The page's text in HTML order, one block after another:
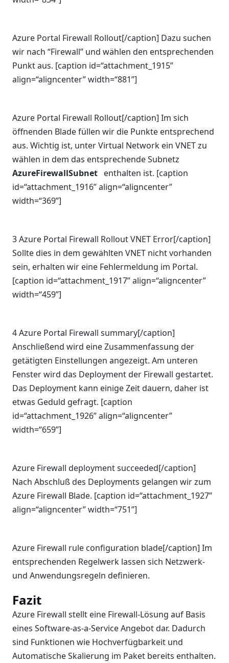
Azure Portal Firewall Rollout[/caption] Dazu suchen
wir nach “Firewall” und wählen den entsprechenden
Punkt aus. [caption id=“attachment_1915”
align=“aligncenter” width=“881”]
Azure Portal Firewall Rollout[/caption] Im sich
öffnenden Blade füllen wir die Punkte entsprechend
aus. Wichtig ist, unter Virtual Network ein VNET zu
wählen in dem das entsprechende Subnetz
AzureFirewallSubnet enthalten ist. [caption
id=“attachment_1916” align=“aligncenter”
width=“369”]
3 Azure Portal Firewall Rollout VNET Error[/caption]
Sollte dies in dem gewählten VNET nicht vorhanden
sein, erhalten wir eine Fehlermeldung im Portal.
[caption id=“attachment_1917” align=“aligncenter”
width=“459”]
4 Azure Portal Firewall summary[/caption]
Anschließend wird eine Zusammenfassung der
getätigten Einstellungen angezeigt. Am unteren
Fenster wird das Deployment der Firewall gestartet.
Das Deployment kann einige Zeit dauern, daher ist
etwas Geduld gefragt. [caption
id=“attachment_1926” align=“aligncenter”
width=“659”]
Azure Firewall deployment succeeded[/caption]
Nach Abschluß des Deployments gelangen wir zum
Azure Firewall Blade. [caption id=“attachment_1927”
align=“aligncenter” width=“751”]
Azure Firewall rule configuration blade[/caption] Im
entsprechenden Regelwerk lassen sich Netzwerk-
und Anwendungsregeln definieren.
Fazit
Azure Firewall stellt eine Firewall-Lösung auf Basis
eines Software-as-a-Service Angebot dar. Dadurch
sind Funktionen wie Hochverfügbarkeit und
Automatische Skalierung im Paket bereits enthalten.